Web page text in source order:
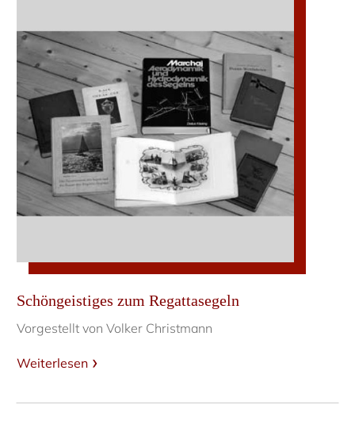
Schöngeistiges zum Regattasegeln
Vorgestellt von Volker Christmann
Weiterlesen